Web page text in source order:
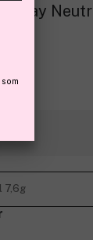
Stay
7,6g